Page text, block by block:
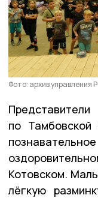
Фото: архив управления
по Тамбовской
Котовском.
лёгкую